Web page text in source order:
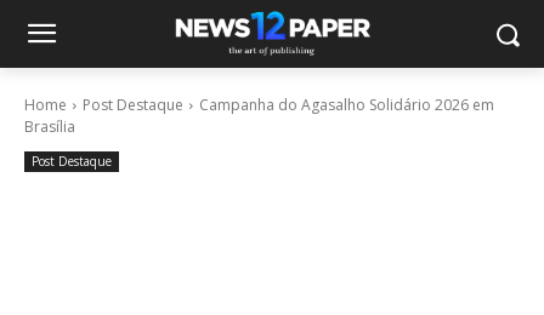
Home Post Destaque
Campanha do Agasalho Solidário 2026 em
Brasília
Post Destaque